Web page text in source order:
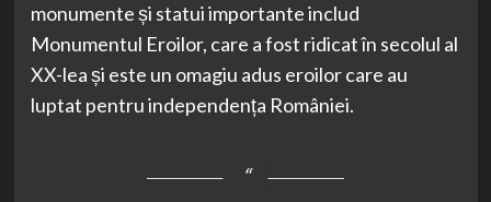
monumente și statui importante includ
Monumentul Eroilor, care a fost ridicat în secolul al
XX-lea și este un omagiu adus eroilor care au
luptat pentru independența României.